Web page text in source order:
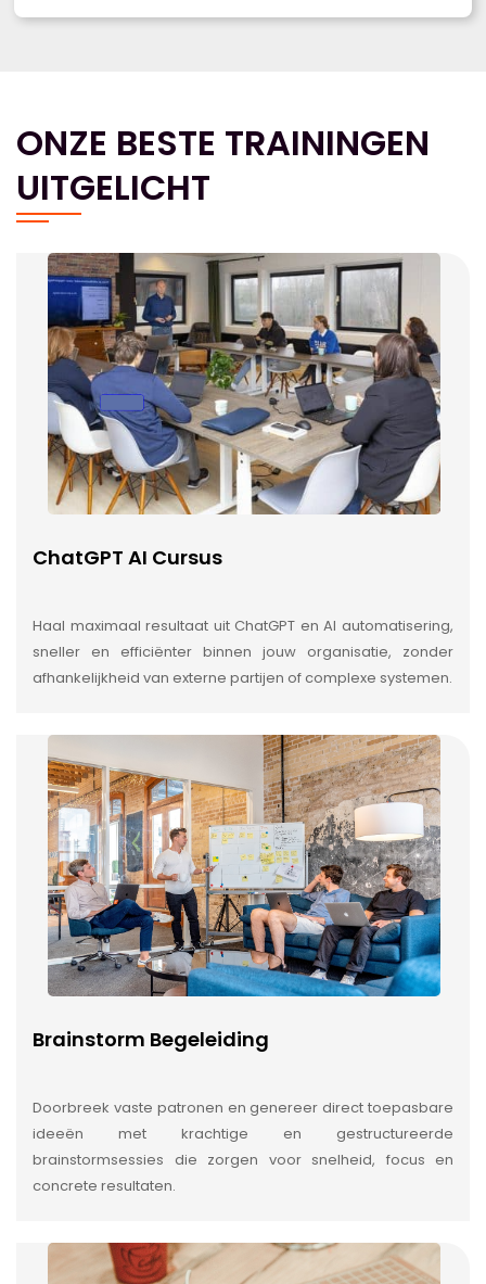
ONZE BESTE TRAININGEN
UITGELICHT
ChatGPT AI Cursus
Haal maximaal resultaat uit ChatGPT en AI automatisering,
sneller en efficiënter binnen jouw organisatie, zonder
afhankelijkheid van externe partijen of complexe systemen.
Brainstorm Begeleiding
Doorbreek vaste patronen en genereer direct toepasbare
ideeën met krachtige en gestructureerde
brainstormsessies die zorgen voor snelheid, focus en
concrete resultaten.